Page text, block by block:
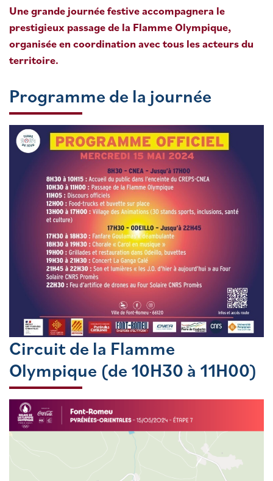
Une grande journée festive accompagnera le
prestigieux passage de la Flamme Olympique,
organisée en coordination avec tous les acteurs du
territoire.
Programme de la journée
Circuit de la Flamme
Olympique (de 10H30 à 11H00)